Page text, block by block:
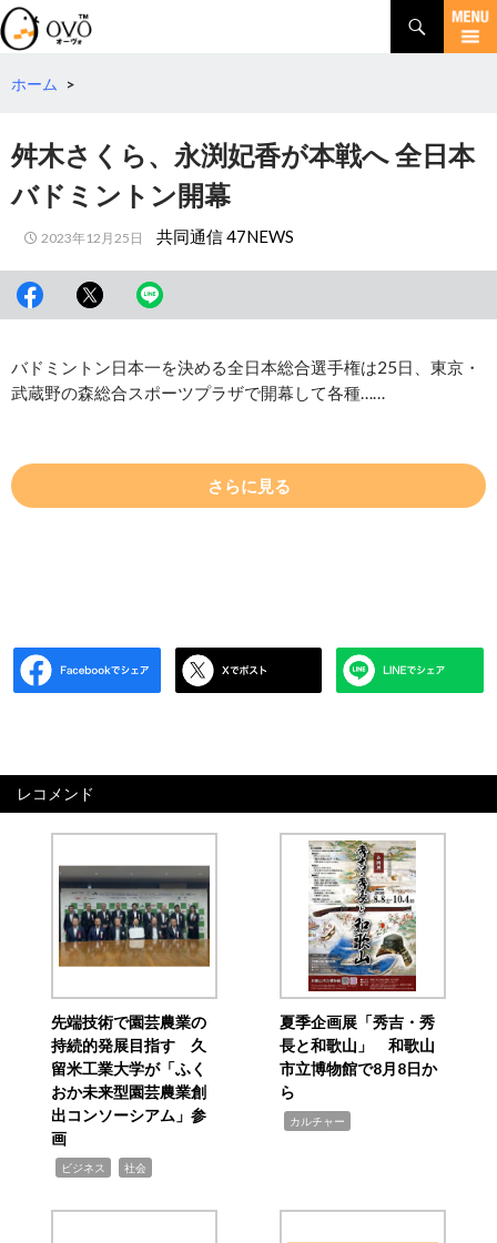
検
索
コ
テ
へ
動
ホーム >
舛木さくら、永渕妃香が本戦へ 全日本
バドミントン開幕
2023年12月25日 共同通信 47NEWS
バドミントン日本一を決める全日本総合選手権は25日、東京・
武蔵野の森総合スポーツプラザで開幕して各種……
さらに見る
レコメンド
先端技術で園芸農業の
持続的発展目指す 久
留米工業大学が「ふく
おか未来型園芸農業創
出コンソーシアム」参
画
ビジネス 社会
夏季企画展「秀吉・秀
長と和歌山」 和歌山
市立博物館で8月8日か
ら
カルチャー